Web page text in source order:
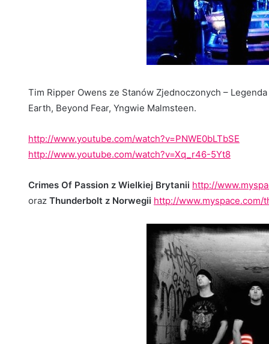
Tim Ripper Owens ze Stanów Zjednoczonych –
Earth, Beyond Fear, Yngwie Malmsteen.
http://www.youtube.com/watch?v=PNWE0bLTbSE
http://www.youtube.com/watch?v=Xq_r46-5Yt8
Crimes Of Passion z Wielkiej Brytanii http://
oraz Thunderbolt z Norwegii http://www.myspace.com/